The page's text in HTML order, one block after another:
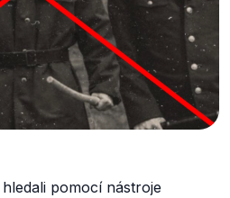
pomocí nástroje